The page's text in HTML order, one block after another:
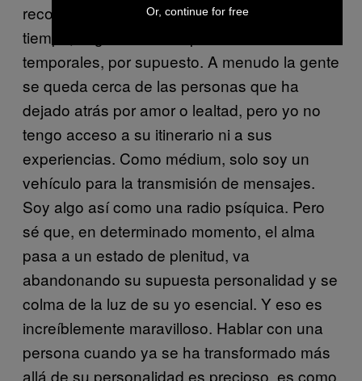
recordamos durante un período indefinido de
tiempo, según nuestros parámetros
temporales, por supuesto. A menudo la gente
se queda cerca de las personas que ha
dejado atrás por amor o lealtad, pero yo no
tengo acceso a su itinerario ni a sus
experiencias. Como médium, solo soy un
vehículo para la transmisión de mensajes.
Soy algo así como una radio psíquica. Pero
sé que, en determinado momento, el alma
pasa a un estado de plenitud, va
abandonando su supuesta personalidad y se
colma de la luz de su yo esencial. Y eso es
increíblemente maravilloso. Hablar con una
persona cuando ya se ha transformado más
allá de su personalidad es precioso, es como
Or, continue for free